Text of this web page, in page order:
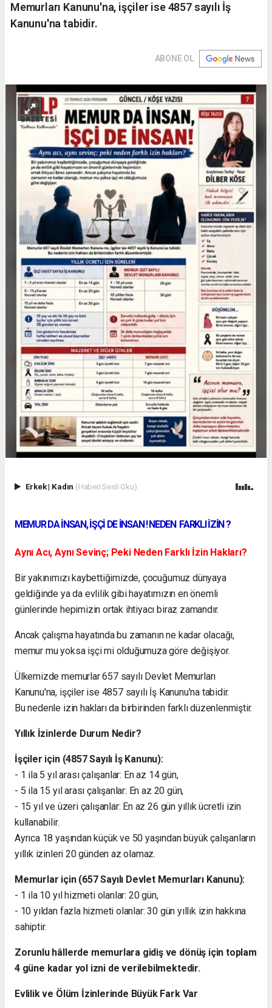
Memurları Kanunu'na, işçiler ise 4857 sayılı İş
Kanunu'na tabidir.
ABONE OL
Erkek| Kadın (Haberi Sesli Oku)
MEMUR DA İNSAN, İŞÇİ DE İNSAN ! NEDEN FARKLI İZİN ?
Aynı Acı, Aynı Sevinç; Peki Neden Farklı İzin Hakları?
Bir yakınımızı kaybettiğimizde, çocuğumuz dünyaya
geldiğinde ya da evlilik gibi hayatımızın en önemli
günlerinde hepimizin ortak ihtiyacı biraz zamandır.
Ancak çalışma hayatında bu zamanın ne kadar olacağı,
memur mu yoksa işçi mi olduğumuza göre değişiyor.
Ülkemizde memurlar 657 sayılı Devlet Memurları
Kanunu'na, işçiler ise 4857 sayılı İş Kanunu'na tabidir.
Bu nedenle izin hakları da birbirinden farklı düzenlenmiştir.
Yıllık İzinlerde Durum Nedir?
İşçiler için (4857 Sayılı İş Kanunu):
- 1 ila 5 yıl arası çalışanlar: En az 14 gün,
- 5 ila 15 yıl arası çalışanlar: En az 20 gün,
- 15 yıl ve üzeri çalışanlar: En az 26 gün yıllık ücretli izin
kullanabilir.
Ayrıca 18 yaşından küçük ve 50 yaşından büyük çalışanların
yıllık izinleri 20 günden az olamaz.
Memurlar için (657 Sayılı Devlet Memurları Kanunu):
- 1 ila 10 yıl hizmeti olanlar: 20 gün,
- 10 yıldan fazla hizmeti olanlar: 30 gün yıllık izin hakkına
sahiptir.
Zorunlu hâllerde memurlara gidiş ve dönüş için toplam
4 güne kadar yol izni de verilebilmektedir.
Evlilik ve Ölüm İzinlerinde Büyük Fark Var